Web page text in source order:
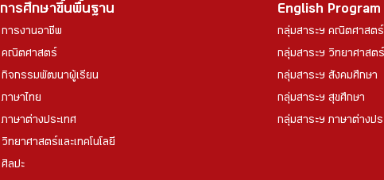
ารศึกษาขึ้นพื้นฐาน
ารงานอาชีพ
คณิตศาสตร์
กิจกรรมพัฒนาผู้เรียน
าษาไทย
าษาต่างประเทศ
ทยาศาสตร์และเทคโนโลยี
ลปะ
English Program
กลุ่มสาระฯ คณิตศาสตร์
กลุ่มสาระฯ วิทยาศาสตร์
กลุ่มสาระฯ สังคมศึกษา
กลุ่มสาระฯ สุขศึกษา
กลุ่มสาระฯ ภาษาต่างปร